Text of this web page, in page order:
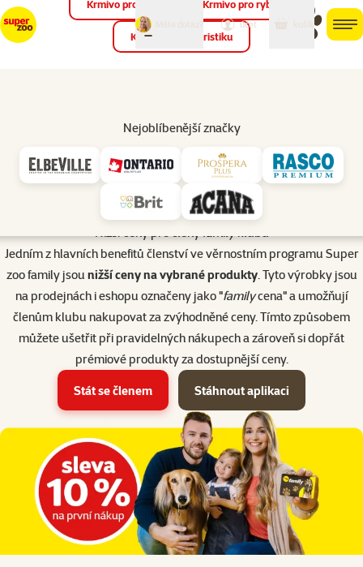
můj
účet
Krmivo pro ptáky Krmivo pro ryby
Krmivo pro teraristiku
Nejoblíbenější značky
Věrnostní program Super zoo family
Nižší ceny pro členyfamilyklubu
Jedním z hlavních benefitů členství ve věrnostním programu Super
zoo family jsou nižší ceny na vybrané produkty. Tyto výrobky jsou
na prodejnách i eshopu označeny jako "familycena" a umožňují
členům klubu nakupovat za zvýhodněné ceny. Tímto způsobem
můžete ušetřit při pravidelných nákupech a zároveň si dopřát
prémiové produkty za dostupnější ceny.
Stát se členem Stáhnout aplikaci